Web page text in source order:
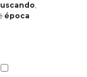
,
época